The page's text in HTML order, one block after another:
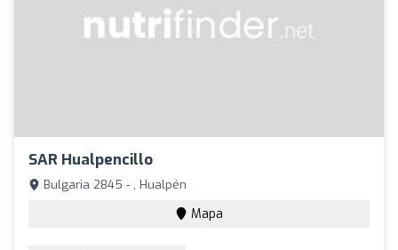
SAR Hualpencillo
Bulgaria 2845 - , Hualpén
Mapa